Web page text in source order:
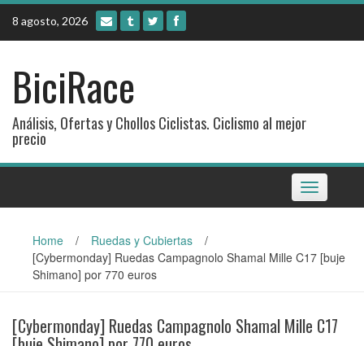
Skip
content
8 agosto, 2026
BiciRace
Análisis, Ofertas y Chollos Ciclistas. Ciclismo al mejor
precio
Toggle
navigation
Home / Ruedas y Cubiertas
/
[Cybermonday] Ruedas Campagnolo Shamal Mille C17 [buje
Shimano] por 770 euros
[Cybermonday] Ruedas Campagnolo Shamal Mille C17